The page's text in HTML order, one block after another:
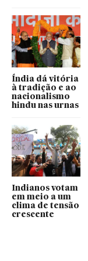
Índia dá vitória
à tradição e ao
nacionalismo
hindu nas urnas
Indianos votam
em meio a um
clima de tensão
crescente